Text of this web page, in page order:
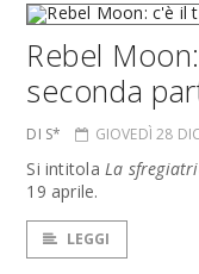
Rebel
seconda
DI S* GIOVEDÌ 28
Si intitola La
19 aprile.
LEGGI